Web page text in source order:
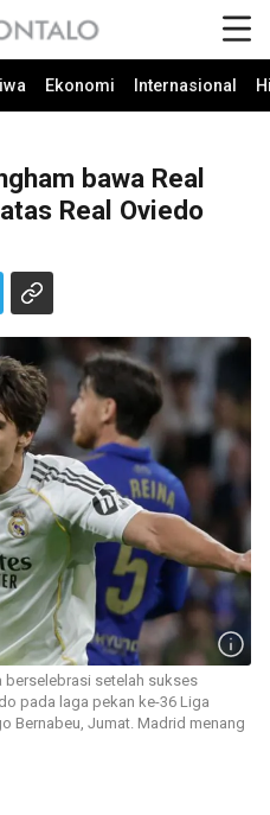
Ekonomi Internasional
bawa Real
Real Oviedo
berselebrasi setelah sukses
pada laga pekan ke-36 Liga
Bernabeu, Jumat. Madrid menang